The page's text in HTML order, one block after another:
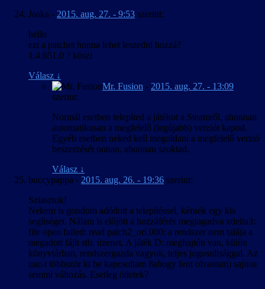
Joska - 2015. aug. 27. - 9:53 szerint:
hello
ezt a patchet honna lehet leszedni hozzá?
1.4.651.0 ? köszi
Válasz ↓
Mr. Fusion - 2015. aug. 27. - 13:09
szerint:
Normál esetben telepíted a játékot a Steamről, ahonnan
automatikusan a megfelelő (legújabb) verziót kapod.
Egyéb esetben neked kell megoldani a megfelelő verzió
beszerzését onnan, ahonnan szoktad.
Válasz ↓
buccypappa - 2015. aug. 26. - 19:36 szerint:
Sziasztok!
Nekem is gondom adódott a telepítéssel, kérnék egy kis
segítséget. Nálam is előjött a hozzáférés megtagadva xdelta3:
file open failed: read patch2_ori.000: a rendszer nem talája a
megadott fájlt stb. üzenet. A játék D: meghajtón van, külön
könyvtárban, rendszergazda vagyok, teljes jogosultsággal. Az
uac-t többször ki be kapcsoltam 8ahogy fent olvastam) sajnos
semmi változás. Esetleg ötletek?